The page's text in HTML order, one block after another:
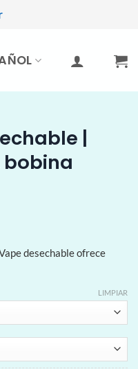
|
bobina
desechable ofrece
LIMPIAR